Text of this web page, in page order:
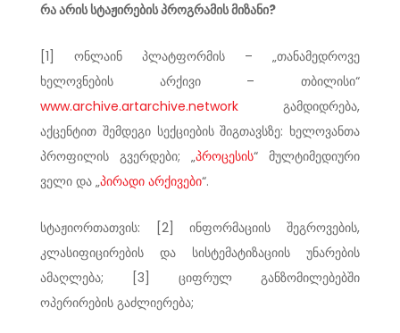
რა არის სტაჟირების პროგრამის მიზანი?
[1] ონლაინ პლატფორმის – „თანამედროვე
ხელოვნების არქივი – თბილისი“
www.archive.artarchive.network გამდიდრება,
აქცენტით შემდეგი სექციების შიგთავსზე: ხელოვანთა
პროფილის გვერდები; „პროცესის“ მულტიმედიური
ველი და „პირადი არქივები“.
სტაჟიორთათვის: [2] ინფორმაციის შეგროვების,
კლასიფიცირების და სისტემატიზაციის უნარების
ამაღლება; [3] ციფრულ განზომილებებში
ოპერირების გაძლიერება;